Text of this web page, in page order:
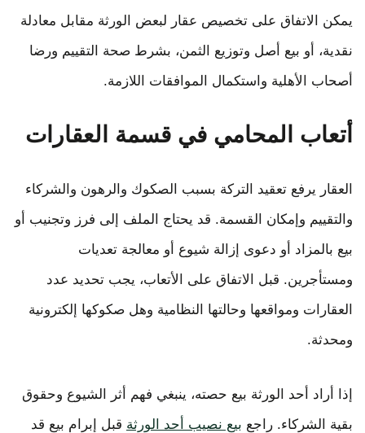
يمكن الاتفاق على تخصيص عقار لبعض الورثة مقابل معادلة
نقدية، أو بيع أصل وتوزيع الثمن، بشرط صحة التقييم ورضا
أصحاب الأهلية واستكمال الموافقات اللازمة.
أتعاب المحامي في قسمة العقارات
العقار يرفع تعقيد التركة بسبب الصكوك والرهون والشركاء
والتقييم وإمكان القسمة. قد يحتاج الملف إلى فرز وتجنيب أو
بيع بالمزاد أو دعوى إزالة شيوع أو معالجة تعديات
ومستأجرين. قبل الاتفاق على الأتعاب، يجب تحديد عدد
العقارات ومواقعها وحالتها النظامية وهل صكوكها إلكترونية
ومحدثة.
إذا أراد أحد الورثة بيع حصته، ينبغي فهم أثر الشيوع وحقوق
بقية الشركاء. راجع بيع نصيب أحد الورثة قبل إبرام بيع قد